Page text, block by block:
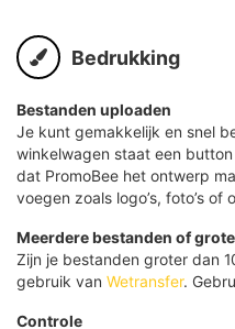
Bedrukking
Bestanden uploaden
Je kunt gemakkelijk en snel
winkelwagen staat een
dat PromoBee het ontwerp
voegen zoals logo’s, foto’s
Meerdere bestanden of
Zijn je bestanden groter dan
gebruik van Wetransfer.
Controle